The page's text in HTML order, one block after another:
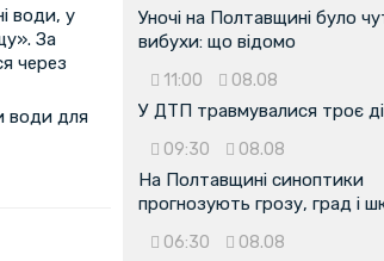
води, у
За
через
води для
Уночі на Полтавщині було
вибухи: що відомо
11:00 08.08
У ДТП травмувалися троє
09:30 08.08
На Полтавщині синоптики
прогнозують грозу, град і
06:30 08.08